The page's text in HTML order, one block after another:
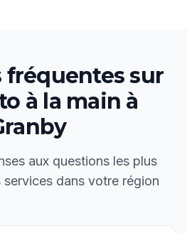
fréquentes sur
à la main à
aux questions les plus
services dans votre région